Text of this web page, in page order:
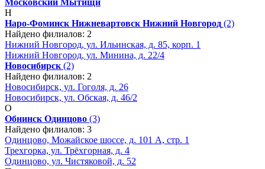
Н
Наро-Фоминск Нижневартовск Нижний Новгород (2)
Найдено филиалов: 2
Нижний Новгород, ул. Ильинская, д. 85, корп. 1
Нижний Новгород, ул. Минина, д. 22/4
Новосибирск (2)
Найдено филиалов: 2
Новосибирск, ул. Гоголя, д. 26
Новосибирск, ул. Обская, д. 46/2
О
Обнинск Одинцово (3)
Найдено филиалов: 3
Одинцово, Можайское шоссе, д. 101 А, стр. 1
Трехгорка, ул. Трёхгорная, д. 4
Одинцово, ул. Чистяковой, д. 52